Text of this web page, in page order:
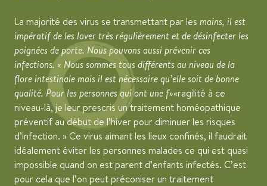
La majorité des virus se transmettant par les mains, il est
impératif de les laver très régulièrement et de désinfecter les
poignées de porte. Nous pouvons aussi prévenir ces
infections.
Nous sommes tous différents au niveau de la
flore intestinale mais il est nécessaire qu’elle soit de bonne
qualité. Pour les personnes qui ont une f
ragilité à ce
niveau-là, je leur prescris un traitement homéopathique
préventif au début de l’hiver pour diminuer les risques
d’infection.
Ce virus aimant les lieux confinés, il faudrait
idéalement éviter les personnes malades ce qui est quasi
impossible quand on est parent d’enfants infectés. C’est
pour cela que l’on peut préconiser un traitement